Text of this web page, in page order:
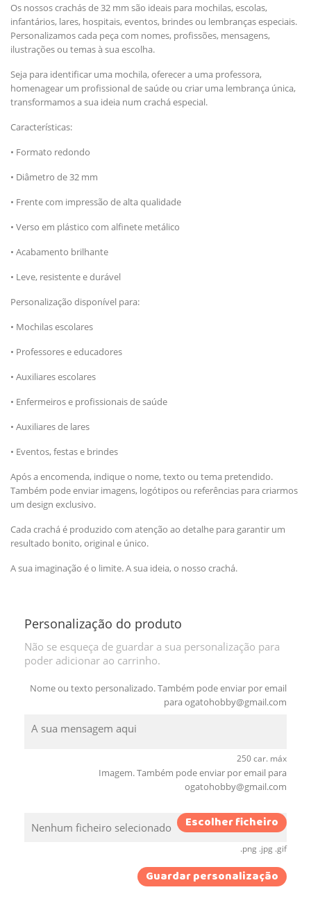
Os nossos crachás de 32 mm são ideais para mochilas, escolas,
infantários, lares, hospitais, eventos, brindes ou lembranças especiais.
Personalizamos cada peça com nomes, profissões, mensagens,
ilustrações ou temas à sua escolha.
Seja para identificar uma mochila, oferecer a uma professora,
homenagear um profissional de saúde ou criar uma lembrança única,
transformamos a sua ideia num crachá especial.
Características:
• Formato redondo
• Diâmetro de 32 mm
• Frente com impressão de alta qualidade
• Verso em plástico com alfinete metálico
• Acabamento brilhante
• Leve, resistente e durável
Personalização disponível para:
• Mochilas escolares
• Professores e educadores
• Auxiliares escolares
• Enfermeiros e profissionais de saúde
• Auxiliares de lares
• Eventos, festas e brindes
Após a encomenda, indique o nome, texto ou tema pretendido.
Também pode enviar imagens, logótipos ou referências para criarmos
um design exclusivo.
Cada crachá é produzido com atenção ao detalhe para garantir um
resultado bonito, original e único.
A sua imaginação é o limite. A sua ideia, o nosso crachá.
Personalização do produto
Não se esqueça de guardar a sua personalização para
poder adicionar ao carrinho.
Nome ou texto personalizado. Também pode enviar por email
para ogatohobby@gmail.com
250 car. máx
Imagem. Também pode enviar por email para
ogatohobby@gmail.com
Nenhum ficheiro selecionado Escolher ficheiro
.png .jpg .gif
Guardar personalização